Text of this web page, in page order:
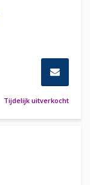
Tijdelijk uitverkocht